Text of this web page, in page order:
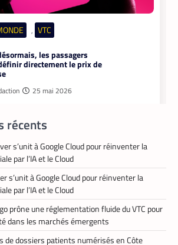
, VTC
les passagers
directement le prix de
25 mai 2026
promet de transformer le
VTC en permettant aux
et aux chauffeurs de fixer
et d’un commun accord les
récents
s’unit à Google Cloud pour réinventer la
par l’IA et le Cloud
s’unit à Google Cloud pour réinventer la
par l’IA et le Cloud
prône une réglementation fluide du VTC pour
dans les marchés émergents
de dossiers patients numérisés en Côte